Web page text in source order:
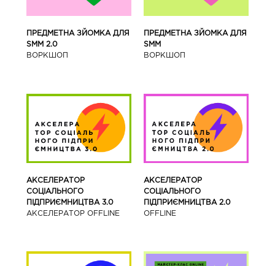
ПРЕДМЕТНА ЗЙОМКА ДЛЯ
SMM 2.0
ВОРКШОП
ПРЕДМЕТНА ЗЙОМКА ДЛЯ
SMM
ВОРКШОП
АКСЕЛЕРАТОР
СОЦІАЛЬНОГО
ПІДПРИЄМНИЦТВА 3.0
АКСЕЛЕРАТОР OFFLINE
АКСЕЛЕРАТОР
СОЦІАЛЬНОГО
ПІДПРИЄМНИЦТВА 2.0
OFFLINE